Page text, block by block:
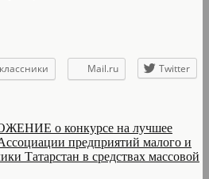
Mail.ru
Twitter
о конкурсе на лучшее
предприятий малого и
Татарстан в средствах массовой